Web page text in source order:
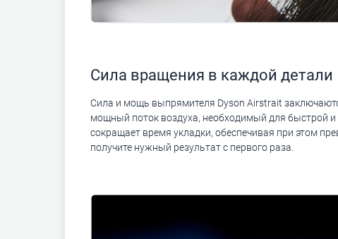
Сила вращения в каждой детали
Сила и мощь выпрямителя Dyson Airstrait
мощный поток воздуха, необходимый для быстрой и
сокращает время укладки, обеспечивая при этом
получите нужный результат с первого раза.